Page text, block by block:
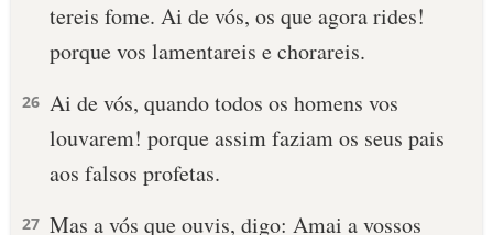
tereis fome. Ai de vós, os que agora rides!
porque vos lamentareis e chorareis.
26 Ai de vós, quando todos os homens vos
louvarem! porque assim faziam os seus pais
aos falsos profetas.
27 Mas a vós que ouvis, digo: Amai a vossos